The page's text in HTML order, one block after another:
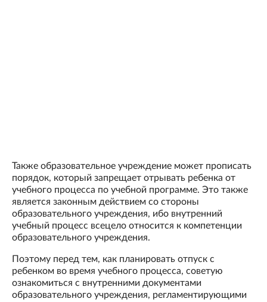
Также образовательное учреждение может прописать
порядок, который запрещает отрывать ребенка от
учебного процесса по учебной программе. Это также
является законным действием со стороны
образовательного учреждения, ибо внутренний
учебный процесс всецело относится к компетенции
образовательного учреждения.
Поэтому перед тем, как планировать отпуск с
ребенком во время учебного процесса, советую
ознакомиться с внутренними документами
образовательного учреждения, регламентирующими